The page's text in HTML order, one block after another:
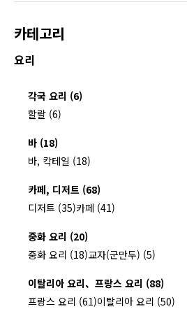
카테고리
요리
각국 요리 (6)
할랄 (6)
바 (18)
바, 칵테일 (18)
카페, 디저트 (68)
디저트 (35)카페 (41)
중화 요리 (20)
중화 요리 (18)교자(군만두) (5)
이탈리아 요리、프랑스 요리 (88)
프랑스 요리 (61)이탈리아 요리 (50)